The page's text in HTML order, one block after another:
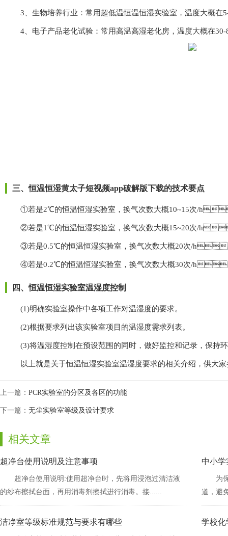
3、生物培养行业：常用超低温恒温恒湿实验室，温度大概在5-
4、电子产品老化试验：常用高温高湿老化房，温度大概在30-
三、恒温恒湿黄太子短视频app破解版下载的技术要点
①若是2℃的恒温恒湿实验室，换气次数大概10~15次/
②若是1℃的恒温恒湿实验室，换气次数大概15~20次/
③若是0.5℃的恒温恒湿实验室，换气次数大概20次/
④若是0.2℃的恒温恒湿实验室，换气次数大概30次/
四、恒温恒湿实验室温湿度控制
(1)明确实验室操作中各项工作对温湿度的要求。
(2)根据要求列出该实验室项目的温湿度需求列表。
(3)将温湿度控制在预设范围的同时，做好监控和记录，保持
以上就是关于恒温恒湿实验室温湿度要求的相关介绍，供大家参
上一篇： PCR实验室的分区及各区的功能
下一篇： 无尘实验室等级及设计要求
相关文章
超净台使用说明及注意事项
超净台使用说明:使用超净台时，先将用浸泡过清洁液
的纱布擦拭台面，再用消毒剂擦拭进行消毒。接......
中小
为
道，
洁净室等级标准规范与要求有哪些 学校化